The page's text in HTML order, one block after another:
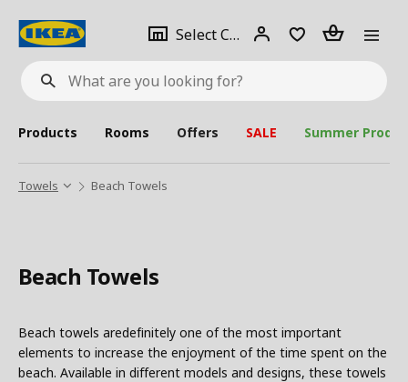
What
are
looking
for?
Select City Select
city
Login Piece(s)
Products Rooms Offers SALE Summer
Towels Beach Towels
Beach Towels
Beach towels aredefinitely one of the most important
elements to increase the enjoyment of the time spent on the
beach. Available in different models and designs, these towels